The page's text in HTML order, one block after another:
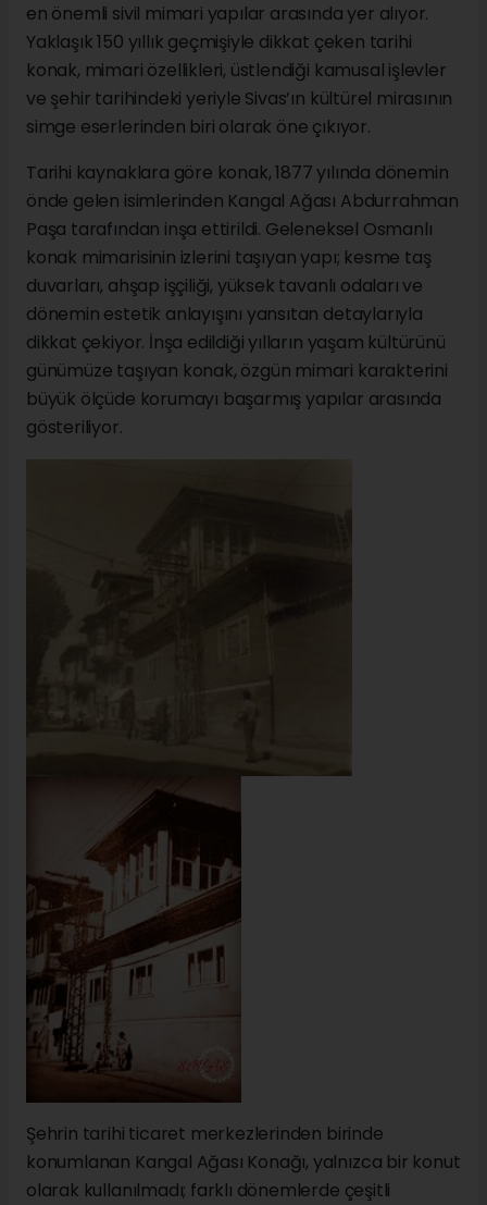
en önemli sivil mimari yapılar arasında yer alıyor.
Yaklaşık 150 yıllık geçmişiyle dikkat çeken tarihi
konak, mimari özellikleri, üstlendiği kamusal işlevler
ve şehir tarihindeki yeriyle Sivas’ın kültürel mirasının
simge eserlerinden biri olarak öne çıkıyor.
Tarihi kaynaklara göre konak, 1877 yılında dönemin
önde gelen isimlerinden Kangal Ağası Abdurrahman
Paşa tarafından inşa ettirildi. Geleneksel Osmanlı
konak mimarisinin izlerini taşıyan yapı; kesme taş
duvarları, ahşap işçiliği, yüksek tavanlı odaları ve
dönemin estetik anlayışını yansıtan detaylarıyla
dikkat çekiyor. İnşa edildiği yılların yaşam kültürünü
günümüze taşıyan konak, özgün mimari karakterini
büyük ölçüde korumayı başarmış yapılar arasında
gösteriliyor.
Şehrin tarihi ticaret merkezlerinden birinde
konumlanan Kangal Ağası Konağı, yalnızca bir konut
olarak kullanılmadı; farklı dönemlerde çeşitli